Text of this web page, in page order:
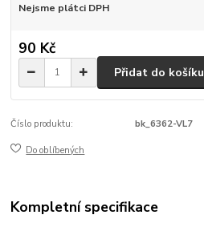
Nejsme plátci DPH
90 Kč
Přidat do košíku
Číslo produktu: bk_6362-VL7
Do oblíbených
Kompletní specifikace